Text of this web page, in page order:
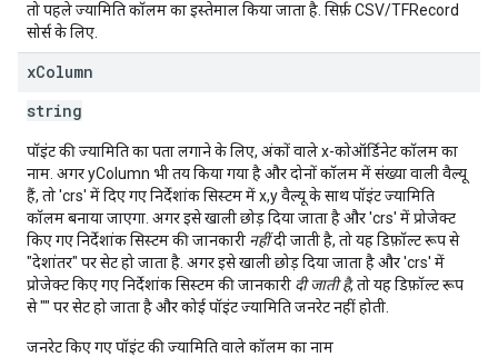
तो पहले ज्यामिति कॉलम का इस्तेमाल किया जाता है. सिर्फ़ CSV/TFRecord
सोर्स के लिए.
xColumn
string
पॉइंट की ज्यामिति का पता लगाने के लिए, अंकों वाले x-कोऑर्डिनेट कॉलम का
नाम. अगर yColumn भी तय किया गया है और दोनों कॉलम में संख्या वाली वैल्यू
हैं, तो 'crs' में दिए गए निर्देशांक सिस्टम में x,y वैल्यू के साथ पॉइंट ज्यामिति
कॉलम बनाया जाएगा. अगर इसे खाली छोड़ दिया जाता है और 'crs' में प्रोजेक्ट
किए गए निर्देशांक सिस्टम की जानकारी नहींदी जाती है, तो यह डिफ़ॉल्ट रूप से
"देशांतर" पर सेट हो जाता है. अगर इसे खाली छोड़ दिया जाता है और 'crs' में
प्रोजेक्ट किए गए निर्देशांक सिस्टम की जानकारी दी जाती है, तो यह डिफ़ॉल्ट रूप
से "" पर सेट हो जाता है और कोई पॉइंट ज्यामिति जनरेट नहीं होती.
जनरेट किए गए पॉइंट की ज्यामिति वाले कॉलम का नाम